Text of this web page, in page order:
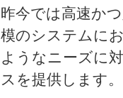
昨今では高速か
模のシステムに
ようなニーズに
スを提供します。